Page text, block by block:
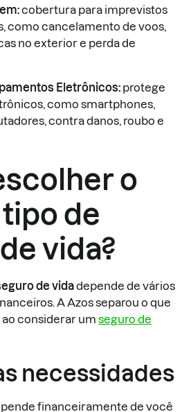
cobertura para imprevistos
como cancelamento de voos,
no exterior e perda de
Eletrônicos: protege
como smartphones,
contra danos, roubo e
o
de
vida?
de vidadepende de vários
A Azos separou o que
considerar um seguro de
necessidades
financeiramente de você